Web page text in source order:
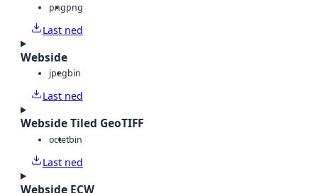
pngpng
Last ned
Webside
jpegbin
Last ned
Webside Tiled GeoTIFF
octetbin
Last ned
Webside ECW